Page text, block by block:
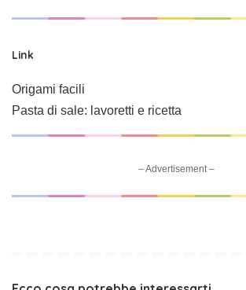
Link
Origami facili
Pasta di sale: lavoretti e ricetta
– Advertisement –